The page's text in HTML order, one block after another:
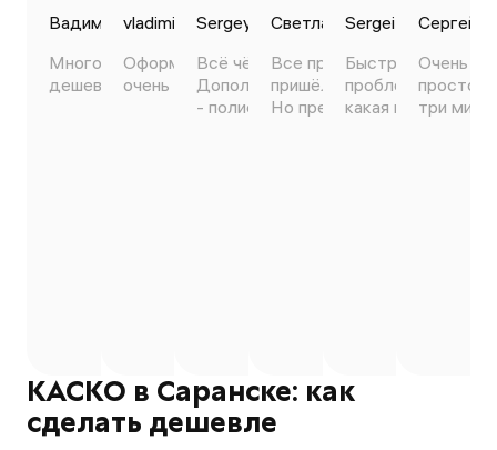
Вадим Ильин
27.04.2025
Много вариантов сделать
дешевле, быстрое оформление.
vladimir bondarenko
28.04.2025
Оформил всё самостоятельно,
очень понравилось 😊
Sergey Avdeev
20.01.2025
Всё чётко, понятно, оперативно.
Дополню, если кто сомневается
- полисы официальные 100%))
Светлана
Все прошло быстро. Полис
пришёл на электронную
Но предложений мало.
Sergei Volkov
Быстро, чётко,
проблем
какая мне более
Сергей
Очень
просто
три
КАСКО в Саранске: как
сделать дешевле